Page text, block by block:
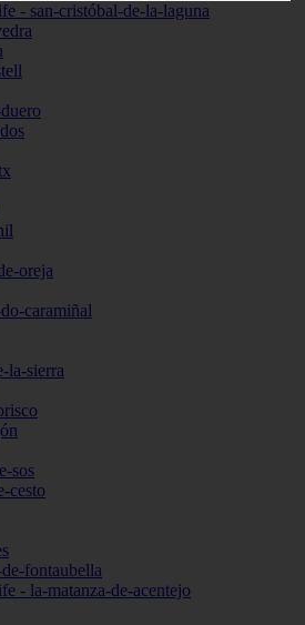
- san-cristóbal-de-la-laguna
oreja
caramiñal
la-sierra
sos
cesto
fontaubella
- la-matanza-de-acentejo